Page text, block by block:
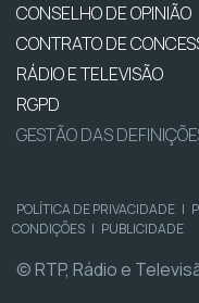
CONSELHO DE OPINIÃO
CONTRATO DE
RÁDIO E TELEVISÃO
RGPD
GESTÃO DAS
POLÍTICA DE PRIVACIDADE |
CONDIÇÕES | PUBLICIDADE
© RTP, Rádio e